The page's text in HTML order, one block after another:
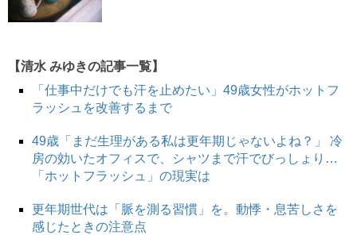
鬱になっていました。
できません。生理になると、『ナプキンから生理漏れして
いないか』といつも気が気ではありません」
なくなると悩んでいました。
【清水 みゆきの記事一覧】
「仕事中だけでも汗を止めたい」49歳女性がホットフ
ラッシュを改善するまで
49歳「まだ生理がある私は更年期じゃないよね？」 冷
房の効いたオフィスで、シャツまで汗でびっしょり…
「ホットフラッシュ」の現実は
更年期世代は「脈を測る習慣」を。動悸・息苦しさを
感じたときの注意点